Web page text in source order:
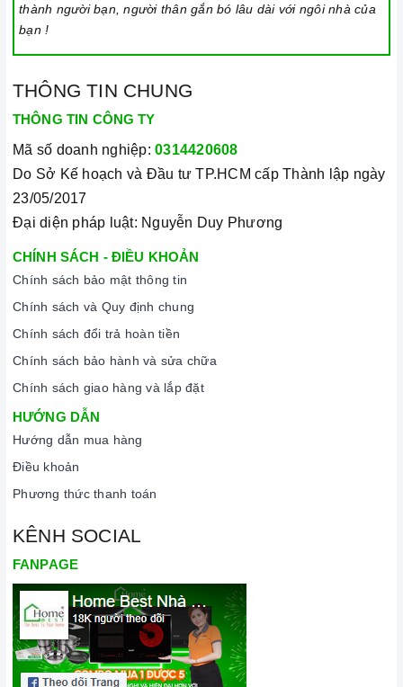
thành người bạn, người thân gắn bó lâu dài với ngôi nhà của
bạn !
THÔNG TIN CHUNG
THÔNG TIN CÔNG TY
Mã số doanh nghiệp: 0314420608
Do Sở Kế hoạch và Đầu tư TP.HCM cấp Thành lập ngày
23/05/2017
Đại diện pháp luật: Nguyễn Duy Phương
CHÍNH SÁCH - ĐIỀU KHOẢN
Chính sách bảo mật thông tin
Chính sách và Quy định chung
Chính sách đổi trả hoàn tiền
Chính sách bảo hành và sửa chữa
Chính sách giao hàng và lắp đặt
HƯỚNG DẪN
Hướng dẫn mua hàng
Điều khoản
Phương thức thanh toán
KÊNH SOCIAL
FANPAGE